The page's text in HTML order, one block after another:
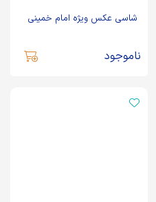
شاسی عکس ویژه امام خمینی
ناموجود